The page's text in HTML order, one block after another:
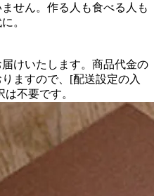
せん。作る人も食べる人も
。
けいたします。商品代金の
ますので、[配送設定の入
不要です。